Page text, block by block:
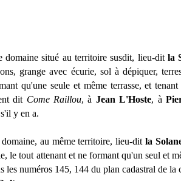
domaine situé au territoire susdit, lieu-dit la
grange avec écurie, sol à dépiquer,
qu'une seule et même terrasse, et
dit Come Raillou, à Jean L'Hoste, à
y en a.
au même territoire, lieu-dit la
le tout attenant et ne formant qu'un seul et
les numéros 145, 144 du plan cadastral de la